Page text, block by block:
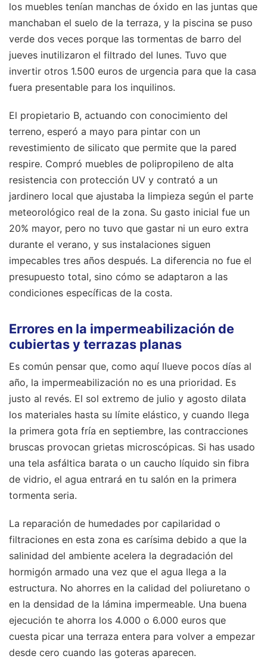
los muebles tenían manchas de óxido en las juntas que
manchaban el suelo de la terraza, y la piscina se puso
verde dos veces porque las tormentas de barro del
jueves inutilizaron el filtrado del lunes. Tuvo que
invertir otros 1.500 euros de urgencia para que la casa
fuera presentable para los inquilinos.
El propietario B, actuando con conocimiento del
terreno, esperó a mayo para pintar con un
revestimiento de silicato que permite que la pared
respire. Compró muebles de polipropileno de alta
resistencia con protección UV y contrató a un
jardinero local que ajustaba la limpieza según el parte
meteorológico real de la zona. Su gasto inicial fue un
20% mayor, pero no tuvo que gastar ni un euro extra
durante el verano, y sus instalaciones siguen
impecables tres años después. La diferencia no fue el
presupuesto total, sino cómo se adaptaron a las
condiciones específicas de la costa.
Errores en la impermeabilización de
cubiertas y terrazas planas
Es común pensar que, como aquí llueve pocos días al
año, la impermeabilización no es una prioridad. Es
justo al revés. El sol extremo de julio y agosto dilata
los materiales hasta su límite elástico, y cuando llega
la primera gota fría en septiembre, las contracciones
bruscas provocan grietas microscópicas. Si has usado
una tela asfáltica barata o un caucho líquido sin fibra
de vidrio, el agua entrará en tu salón en la primera
tormenta seria.
La reparación de humedades por capilaridad o
filtraciones en esta zona es carísima debido a que la
salinidad del ambiente acelera la degradación del
hormigón armado una vez que el agua llega a la
estructura. No ahorres en la calidad del poliuretano o
en la densidad de la lámina impermeable. Una buena
ejecución te ahorra los 4.000 o 6.000 euros que
cuesta picar una terraza entera para volver a empezar
desde cero cuando las goteras aparecen.